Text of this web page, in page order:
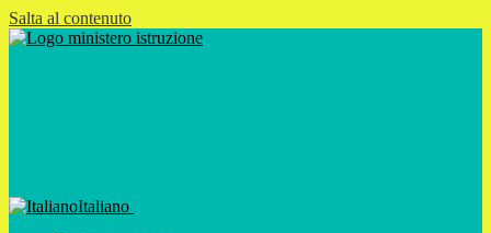
Salta al contenuto
Italiano